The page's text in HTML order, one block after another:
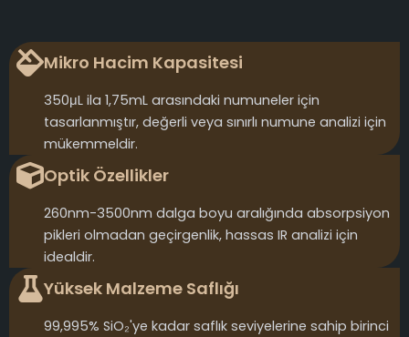
Mikro Hacim Kapasitesi
350μL ila 1,75mL arasındaki numuneler için
tasarlanmıştır, değerli veya sınırlı numune analizi için
mükemmeldir.
Optik Özellikler
260nm-3500nm dalga boyu aralığında absorpsiyon
pikleri olmadan geçirgenlik, hassas IR analizi için
idealdir.
Yüksek Malzeme Saflığı
99,995% SiO₂'ye kadar saflık seviyelerine sahip birinci